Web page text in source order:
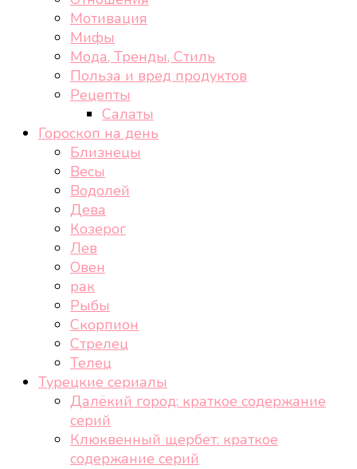
Мотивация
Мифы
Мода, Тренды, Стиль
Польза и вред продуктов
Рецепты
Салаты
Гороскоп на день
Близнецы
Весы
Водолей
Дева
Козерог
Лев
Овен
рак
Рыбы
Скорпион
Стрелец
Телец
Турецкие сериалы
Далёкий город: краткое содержание
серий
Клюквенный щербет: краткое
содержание серий